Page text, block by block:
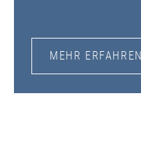
MEHR ERFAHREN